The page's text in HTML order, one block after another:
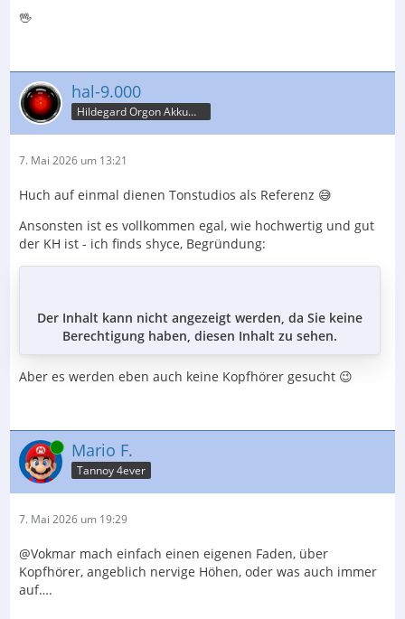
🖖
hal-9.000
Hildegard Orgon Akkumulator
7. Mai 2026 um 13:21
Huch auf einmal dienen Tonstudios als Referenz 😅
Ansonsten ist es vollkommen egal, wie hochwertig und gut
der KH ist - ich finds shyce, Begründung:
Der Inhalt kann nicht angezeigt werden, da Sie keine
Berechtigung haben, diesen Inhalt zu sehen.
Aber es werden eben auch keine Kopfhörer gesucht 😉
Online Mario F.
Tannoy 4ever
7. Mai 2026 um 19:29
@Vokmar mach einfach einen eigenen Faden, über
Kopfhörer, angeblich nervige Höhen, oder was auch immer
auf….